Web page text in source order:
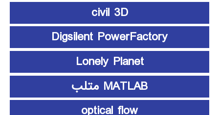
civil 3D
Digsilent PowerFactory
Lonely Planet
MATLAB متلب
optical flow